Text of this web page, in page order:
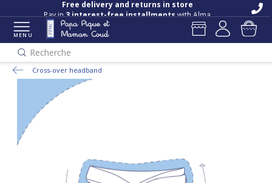
MENU
Recherche
Cross-over headband